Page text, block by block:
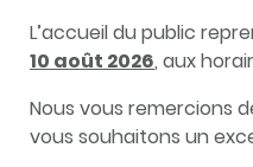
L’accueil du public
10 août 2026, aux
Nous vous remercions
vous souhaitons un